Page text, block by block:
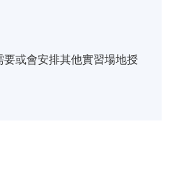
或會安排其他實習場地授